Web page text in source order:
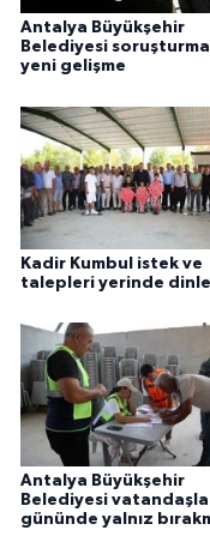
Antalya Büyükşehir
Belediyesi
yeni gelişme
Kadir Kumbul istek ve
talepleri yerinde
Antalya Büyükşehir
Belediyesi
gününde yalnız